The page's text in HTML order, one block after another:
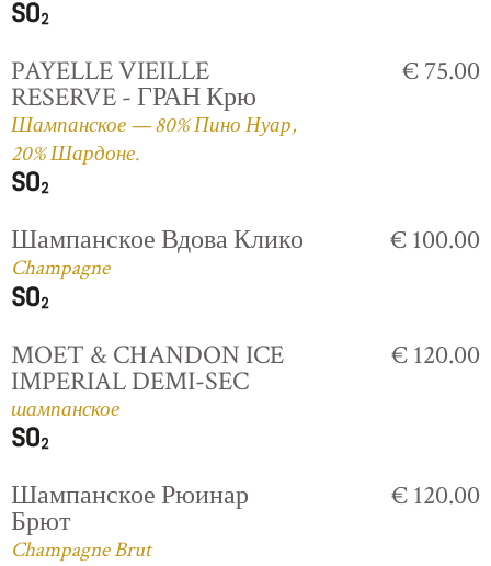
PAYELLE VIEILLE
RESERVE - ГРАН Крю
Шампанское — 80% Пино Нуар,
20% Шардоне.
€ 75.00
Шампанское Вдова Клико
Champagne
€ 100.00
MOET & CHANDON ICE
IMPERIAL DEMI-SEC
шампанское
€ 120.00
Шампанское Рюинар
Брют
Champagne Brut
€ 120.00